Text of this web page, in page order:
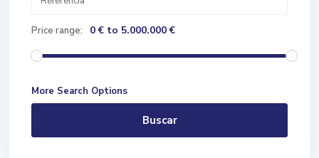
Price range: 0 € to 5.000.000 €
More Search Options
Buscar